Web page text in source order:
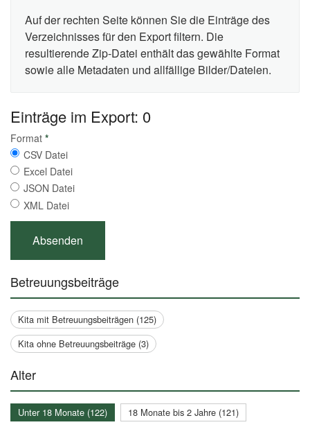
Auf der rechten Seite können Sie die Einträge des
Verzeichnisses für den Export filtern. Die
resultierende Zip-Datei enthält das gewählte Format
sowie alle Metadaten und allfällige Bilder/Dateien.
Einträge im Export: 0
Format *
CSV Datei
Excel Datei
JSON Datei
XML Datei
Betreuungsbeiträge
Kita mit Betreuungsbeiträgen (125)
Kita ohne Betreuungsbeiträge (3)
Alter
Unter 18 Monate (122)
18 Monate bis 2 Jahre (121)